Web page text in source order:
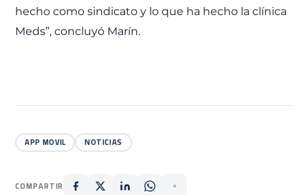
hecho como sindicato y lo que ha hecho la clínica
Meds”, concluyó Marín.
APP MOVIL NOTICIAS
COMPARTIR